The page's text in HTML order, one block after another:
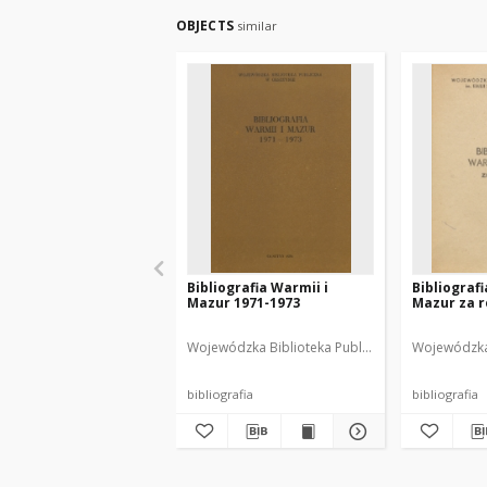
OBJECTS similar
Bibliografia Warmii i
Mazur 1971-1973
Wojewódzka Biblioteka Publiczna w Olsztynie
bibliografia
Mazur za
bibliografia